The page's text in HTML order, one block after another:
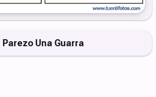
Parezo Una Guarra